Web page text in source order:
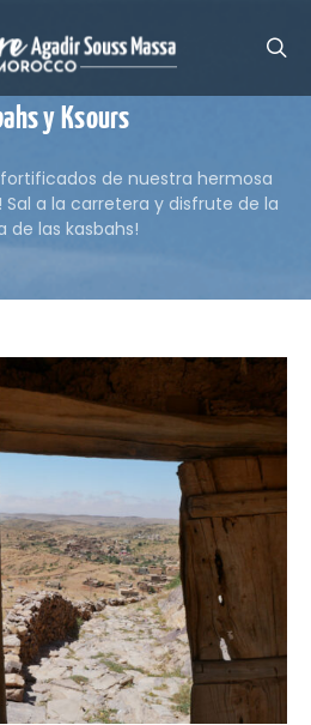
y Ksours
fortificados de nuestra hermosa
Sal a la carretera y disfrute de la
de las kasbahs!